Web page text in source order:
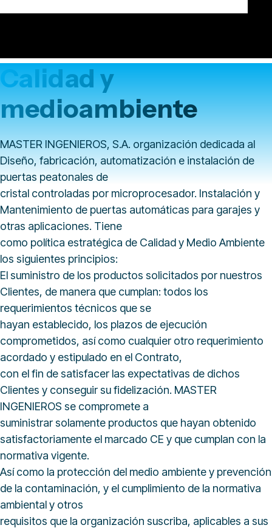
Calidad y
medioambiente
MASTER INGENIEROS, S.A. organización dedicada al
Diseño, fabricación, automatización e instalación de
puertas peatonales de
cristal controladas por microprocesador. Instalación y
Mantenimiento de puertas automáticas para garajes y
otras aplicaciones. Tiene
como política estratégica de Calidad y Medio Ambiente
los siguientes principios:
El suministro de los productos solicitados por nuestros
Clientes, de manera que cumplan: todos los
requerimientos técnicos que se
hayan establecido, los plazos de ejecución
comprometidos, así como cualquier otro requerimiento
acordado y estipulado en el Contrato,
con el fin de satisfacer las expectativas de dichos
Clientes y conseguir su fidelización. MASTER
INGENIEROS se compromete a
suministrar solamente productos que hayan obtenido
satisfactoriamente el marcado CE y que cumplan con la
normativa vigente.
Así como la protección del medio ambiente y prevención
de la contaminación, y el cumplimiento de la normativa
ambiental y otros
requisitos que la organización suscriba, aplicables a sus